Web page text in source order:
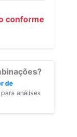
conforme
de
análises